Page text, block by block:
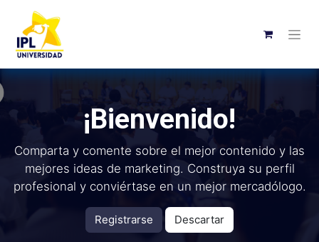
¡Bienvenido!
Comparta y comente sobre el mejor contenido y las
mejores ideas de marketing. Construya su perfil
profesional y conviértase en un mejor mercadólogo.
Registrarse Descartar